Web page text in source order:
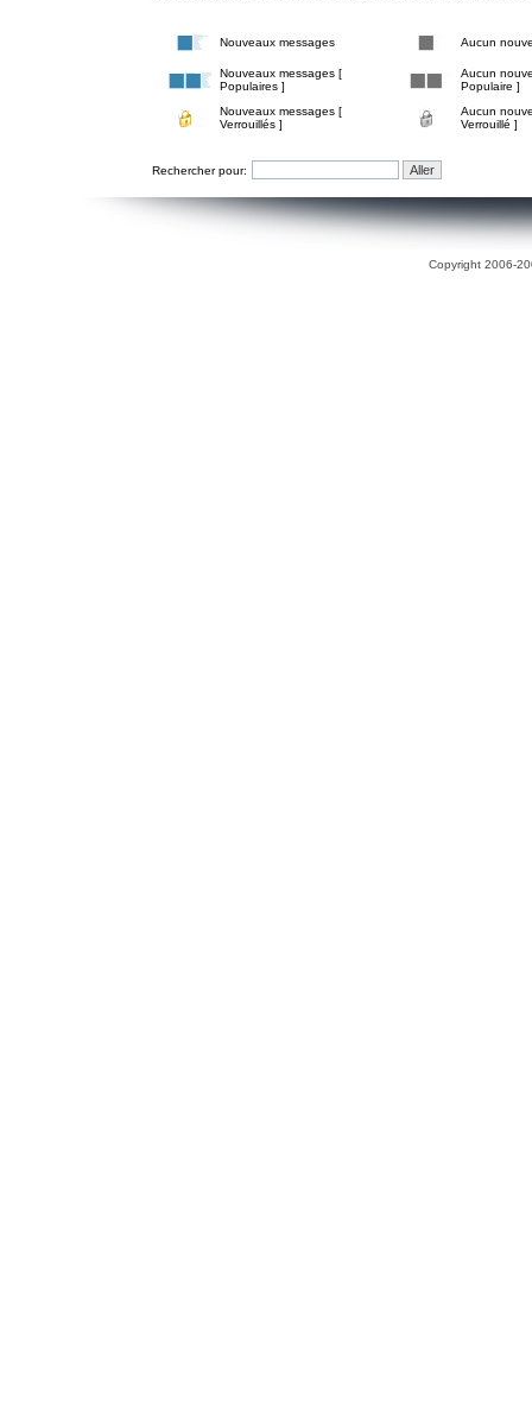
Nouveaux messages Aucun
Nouveaux messages [
Populaires ]
Aucun
Populaire ]
Nouveaux messages [
Verrouillés ]
Aucun
Verrouillé ]
Rechercher pour:
Copyright 2006-